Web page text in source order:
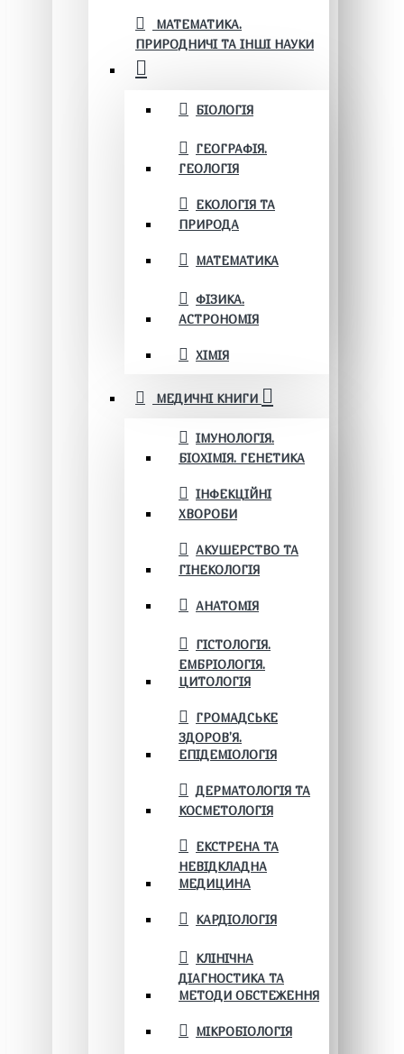
МАТЕМАТИКА.
ПРИРОДНИЧІ ТА ІНШІ НАУКИ
БІОЛОГІЯ
ГЕОГРАФІЯ.
ГЕОЛОГІЯ
ЕКОЛОГІЯ ТА
ПРИРОДА
МАТЕМАТИКА
ФІЗИКА.
АСТРОНОМІЯ
ХІМІЯ
МЕДИЧНІ КНИГИ
ІМУНОЛОГІЯ.
БІОХІМІЯ. ГЕНЕТИКА
ІНФЕКЦІЙНІ
ХВОРОБИ
АКУШЕРСТВО ТА
ГІНЕКОЛОГІЯ
АНАТОМІЯ
ГІСТОЛОГІЯ.
ЕМБРІОЛОГІЯ.
ЦИТОЛОГІЯ
ГРОМАДСЬКЕ
ЗДОРОВ’Я.
ЕПІДЕМІОЛОГІЯ
ДЕРМАТОЛОГІЯ ТА
КОСМЕТОЛОГІЯ
ЕКСТРЕНА ТА
НЕВІДКЛАДНА
МЕДИЦИНА
КАРДІОЛОГІЯ
КЛІНІЧНА
ДІАГНОСТИКА ТА
МЕТОДИ ОБСТЕЖЕННЯ
МІКРОБІОЛОГІЯ